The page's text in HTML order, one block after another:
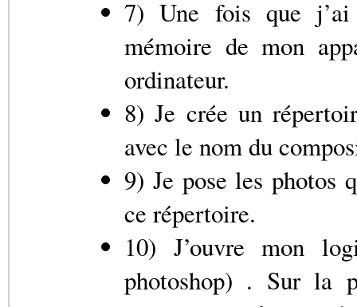
7) Une fois que
mémoire de mon
ordinateur.
8) Je crée un
avec le nom du
9) Je pose les photos
ce répertoire.
10) J’ouvre mon
photoshop) . Sur la